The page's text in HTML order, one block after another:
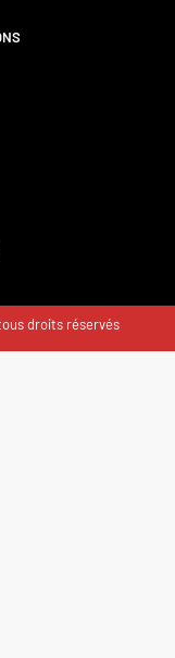
droits réservés